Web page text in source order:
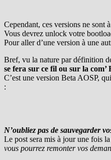
Cependant, ces versions ne sont
Vous devrez unlock votre
Pour aller d’une version à une
Bref, vu la nature par définition
se fera sur ce fil ou sur la com’
C’est une version Beta AOSP,
:
N’oubliez pas de sauvegarder
Le post sera mis à jour une fois
vous pourrez remonter vos